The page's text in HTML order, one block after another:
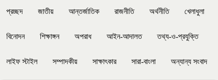
প্রচ্ছদ জাতীয় আন্তর্জাতিক রাজনীতি অর্থনীতি খেলাধুলা
বিনোদন শিক্ষাঙ্গন অপরাধ আইন-আদালত তথ্য-ও-প্রযুক্তি
লাইফ স্টাইল সম্পাদকীয় সাক্ষাৎকার সারা-বাংলা অন্যান্য সংবাদ